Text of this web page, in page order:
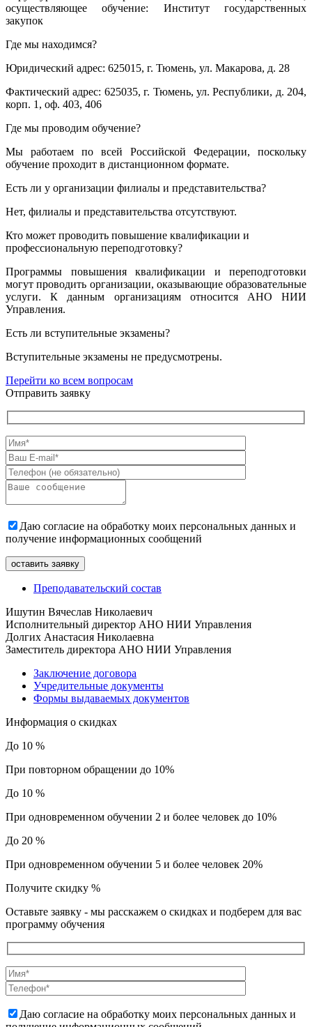
осуществляющее обучение: Институт государственных
закупок
Где мы находимся?
Юридический адрес: 625015, г. Тюмень, ул. Макарова, д. 28
Фактический адрес: 625035, г. Тюмень, ул. Республики, д. 204,
корп. 1, оф. 403, 406
Где мы проводим обучение?
Мы работаем по всей Российской Федерации, поскольку
обучение проходит в дистанционном формате.
Есть ли у организации филиалы и представительства?
Нет, филиалы и представительства отсутствуют.
Кто может проводить повышение квалификации и
профессиональную переподготовку?
Программы повышения квалификации и переподготовки
могут проводить организации, оказывающие образовательные
услуги. К данным организациям относится АНО НИИ
Управления.
Есть ли вступительные экзамены?
Вступительные экзамены не предусмотрены.
Перейти ко всем вопросам
Отправить заявку
Даю согласие на обработку моих персональных данных и
получение информационных сообщений
Преподавательский состав
Ишутин Вячеслав Николаевич
Исполнительный директор АНО НИИ Управления
Долгих Анастасия Николаевна
Заместитель директора АНО НИИ Управления
Заключение договора
Учредительные документы
Формы выдаваемых документов
Информация о скидках
До 10 %
При повторном обращении до 10%
До 10 %
При одновременном обучении 2 и более человек до 10%
До 20 %
При одновременном обучении 5 и более человек 20%
Получите скидку %
Оставьте заявку - мы расскажем о скидках и подберем для вас
программу обучения
Даю согласие на обработку моих персональных данных и